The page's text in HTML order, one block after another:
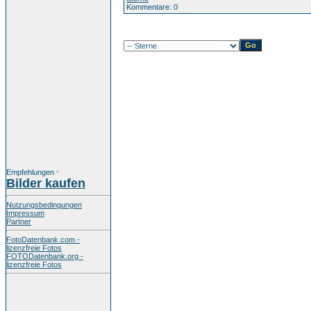
Empfehlungen *
Bilder kaufen
Nutzungsbedingungen
Impressum
Partner
FotoDatenbank.com -
lizenzfreie Fotos
FOTODatenbank.org -
lizenzfreie Fotos
Kommentare: 0